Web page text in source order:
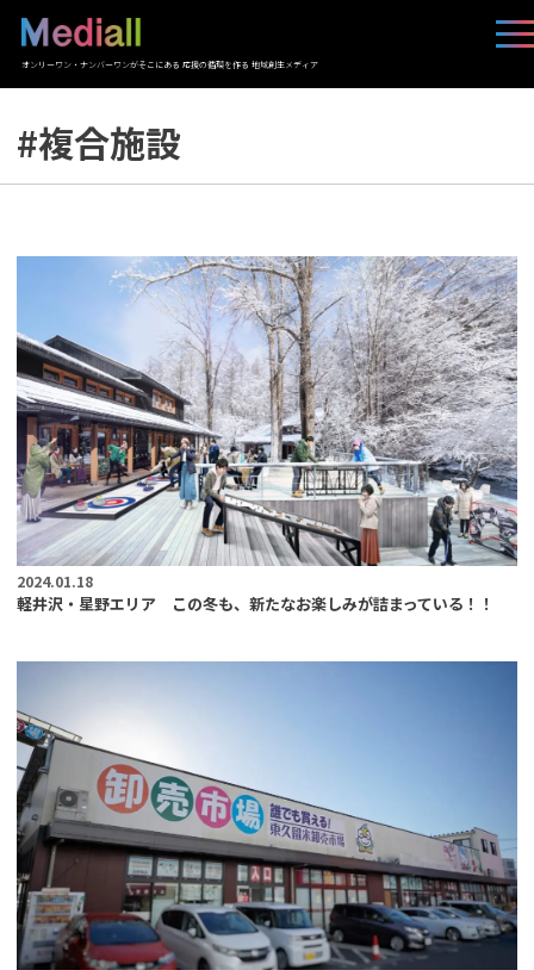
オンリーワン・ナンバーワンがそこにある 応援の循環を作る 地域創生メディア
#複合施設
2024.01.18
軽井沢・星野エリア この冬も、新たなお楽しみが詰まっている！！